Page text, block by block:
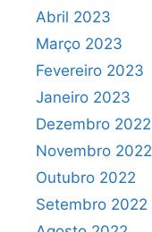
Abril 2023
Março 2023
Fevereiro 2023
Janeiro 2023
Dezembro 2022
Novembro 2022
Outubro 2022
Setembro 2022